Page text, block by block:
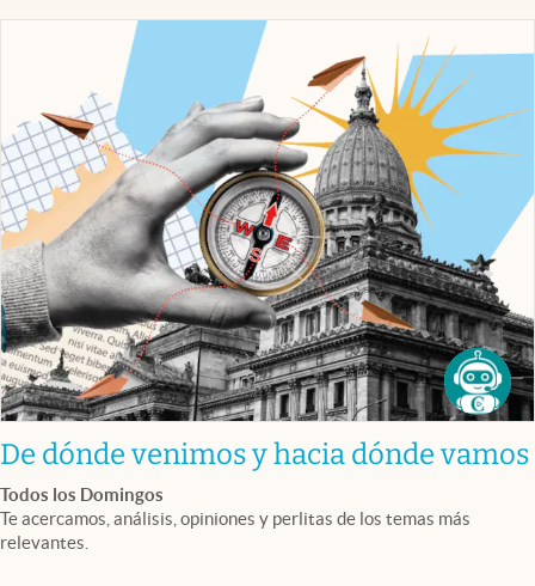
De dónde venimos y hacia dónde vamos
Todos los Domingos
Te acercamos, análisis, opiniones y perlitas de los temas más
relevantes.